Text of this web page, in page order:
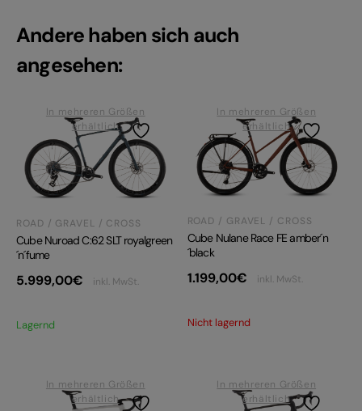
Andere haben sich auch
angesehen:
In mehreren Größen
erhältlich
ROAD / GRAVEL / CROSS
Cube Nuroad C:62 SLT royalgreen
´n´fume
5.999,00€ inkl. MwSt.
Lagernd
In mehreren Größen
erhältlich
ROAD / GRAVEL / CROSS
Cube Nulane Race FE amber´n
´black
1.199,00€ inkl. MwSt.
Nicht lagernd
In mehreren Größen
erhältlich
In mehreren Größen
erhältlich